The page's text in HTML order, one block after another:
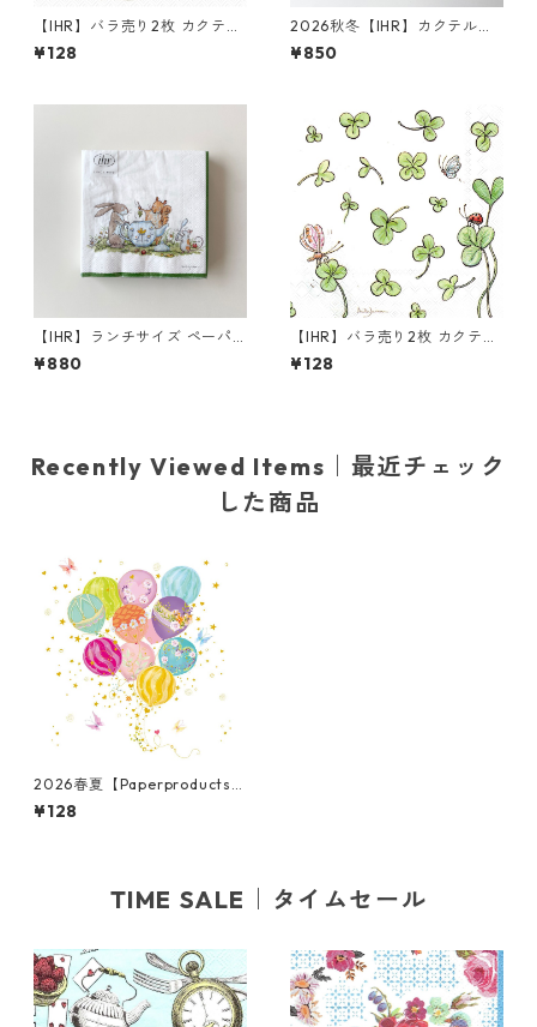
【IHR】バラ売り2枚 カクテル
サイズ ペーパーナプキン BUN
NIES WITH BALLOON ホワイ
¥128
2026秋冬【IHR】カクテルサ
イズ ペーパーナプキン CATS I
N THE TREE ホワイト Anita J
¥850
【IHR】ランチサイズ ペーパ
ーナプキン TEA TIME ホワイ
ト Anita Jeram 20枚入り
¥880
【IHR】バラ売り2枚 カクテル
サイズ ペーパーナプキン ONE
IN A MILLION ホワイト Anita
¥128
Recently Viewed Items｜最近チェック
した商品
2026春夏【Paperproducts
Design】バラ売り2枚 ランチ
サイズ ペーパーナプキン Ball
¥128
TIME SALE｜タイムセール